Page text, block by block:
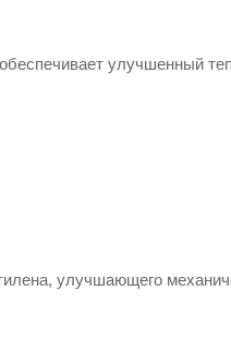
улучшенный
улучшающего